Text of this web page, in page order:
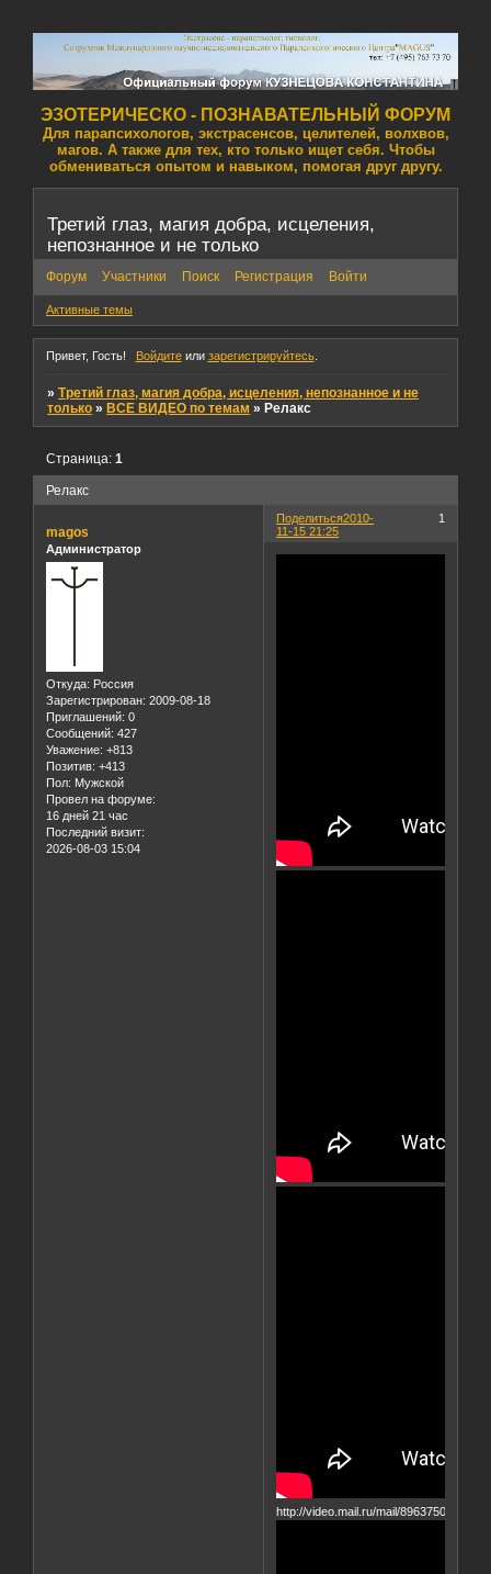
ЭЗОТЕРИЧЕСКО - ПОЗНАВАТЕЛЬНЫЙ ФОРУМ
Для парапсихологов, экстрасенсов, целителей, волхвов,
магов. А также для тех, кто только ищет себя. Чтобы
обмениваться опытом и навыком, помогая друг другу.
Третий глаз, магия добра, исцеления,
непознанное и не только
Форум Участники Поиск Регистрация Войти
Активные темы
Привет, Гость! Войдитеили зарегистрируйтесь.
»Третий глаз, магия добра, исцеления, непознанное и не
только »ВСЕ ВИДЕО по темам »Релакс
Релакс
Страница:1
Поделиться 1
2010-
11-15 21:25
magos
Администратор
Откуда: Россия
Зарегистрирован: 2009-08-18
Приглашений: 0
Сообщений: 427
Уважение: +813
Позитив: +413
Пол: Мужской
Провел на форуме:
16 дней 21 час
Последний визит:
2026-08-03 15:04
http://video.mail.ru/mail/89637502900/